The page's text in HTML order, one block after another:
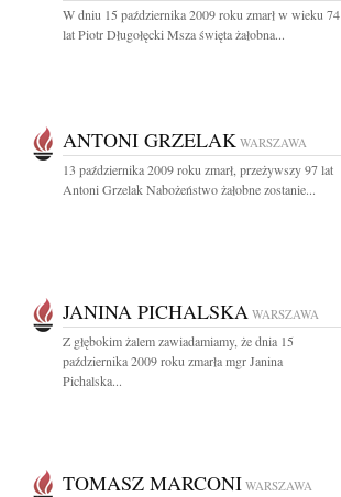
W dniu 15 października 2009 roku zmarł w wieku 74
lat Piotr Długołęcki Msza święta żałobna...
ANTONI GRZELAK WARSZAWA
13 października 2009 roku zmarł, przeżywszy 97 lat
Antoni Grzelak Nabożeństwo żałobne zostanie...
JANINA PICHALSKA WARSZAWA
Z głębokim żalem zawiadamiamy, że dnia 15
października 2009 roku zmarła mgr Janina
Pichalska...
TOMASZ MARCONI WARSZAWA